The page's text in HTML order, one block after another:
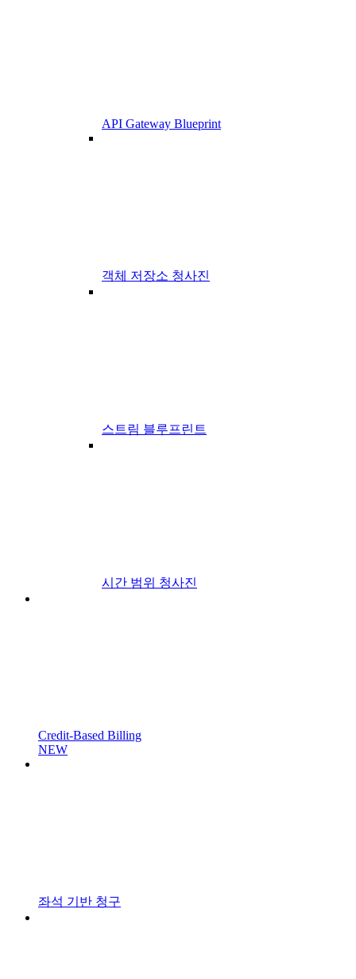
API Gateway Blueprint
객체 저장소 청사진
스트림 블루프린트
시간 범위 청사진
Credit-Based Billing
NEW
좌석 기반 청구